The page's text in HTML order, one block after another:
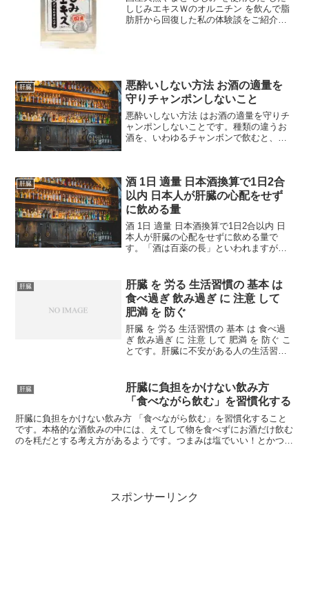
しじみエキスＷのオルニチン を飲んで脂
肪肝から回復した私の体験談をご紹介し
肝臓
悪酔いしない方法 お酒の適量を
守りチャンポンしないこと
悪酔いしない方法 はお酒の適量を守りチ
ャンポンしないことです。種類の違うお
酒を、いわゆるチャンボンで飲むと、悪
よってアルコールの絶対...
肝臓
酒 1日 適量 日本酒換算で1日2合
以内 日本人が肝臓の心配をせず
に飲める量
酒 1日 適量 日本酒換算で1日2合以内 日
本人が肝臓の心配をせずに飲める量で
す。「酒は百薬の長」といわれますが、
臓を傷める元凶と化します。お酒は「百
薬の長」か？［本当...
肝臓
肝臓 を 労る 生活習慣の 基本 は
食べ過ぎ 飲み過ぎ に 注意 して
肥満 を 防ぐ
肝臓 を 労る 生活習慣の 基本 は 食べ過
ぎ 飲み過ぎ に 注意 して 肥満 を 防ぐ こ
とです。肝臓に不安がある人の生活習慣
の 基本 は 食べ過ぎ 飲み過ぎ ...
肝臓
肝臓に負担をかけない飲み方
「食べながら飲む」を習慣化する
肝臓に負担をかけない飲み方 「食べながら飲む」を習慣化すること
です。本格的な酒飲みの中には、えてして物を食べずにお酒だけ飲む
のを粍だとする考え方があるようです。つまみは塩でいい！とかつま
スポンサーリンク